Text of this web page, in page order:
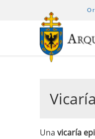
Una vicaría